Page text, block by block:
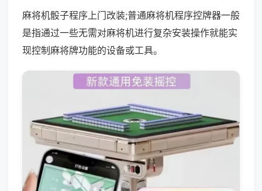
麻将机骰子程序上门改装;普通麻将机程序控牌器一般
是指通过一些无需对麻将机进行复杂安装操作就能实
现控制麻将牌功能的设备或工具。